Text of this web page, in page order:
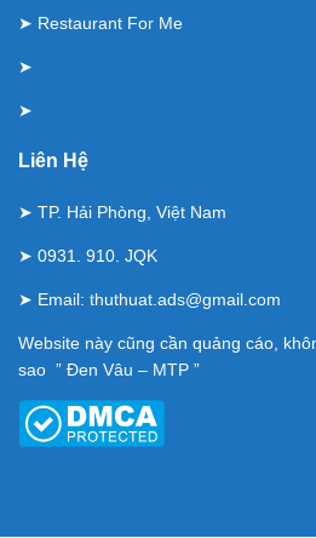
➤ Restaurant For Me
➤
➤
Liên Hệ
➤ TP. Hải Phòng, Việt Nam
➤ 0931. 910. JQK
➤ Email: thuthuat.ads@gmail.com
Website này cũng cần quảng cáo,
sao ” Đen Vâu – MTP ”